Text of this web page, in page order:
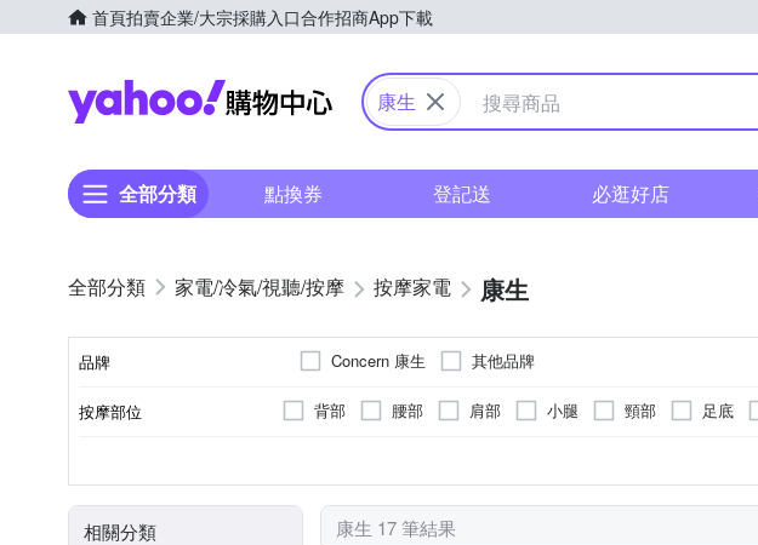
首頁拍賣企業/大宗採購入口合作招商App下載
Yahoo購物中心
康生
全部分類 點換券 登記送 必逛好店
家電/冷氣/視聽/按摩 按摩家電 康生
品牌 Concern 康生 其他品牌
按摩部位 背部 腰部 肩部 小腿 頸部 足底
相關分類 康生 17 筆結果